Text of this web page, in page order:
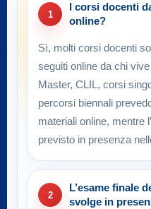
1
I corsi docenti
online?
Sì, molti corsi docenti
seguiti online da chi
Master, CLIL, corsi
percorsi biennali
materiali online, mentre
previsto in presenza
2
L’esame finale
svolge in